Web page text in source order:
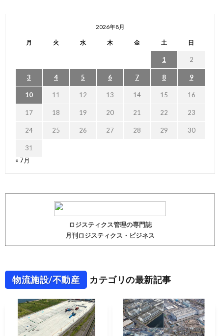
2026年8月
月 火 水 木 金 土 日
1 2
3 4 5 6 7 8 9
10 11 12 13 14 15 16
17 18 19 20 21 22 23
24 25 26 27 28 29 30
31
« 7月
ロジスティクス管理の専門誌
月刊ロジスティクス・ビジネス
物流施設/不動産 カテゴリの最新記事